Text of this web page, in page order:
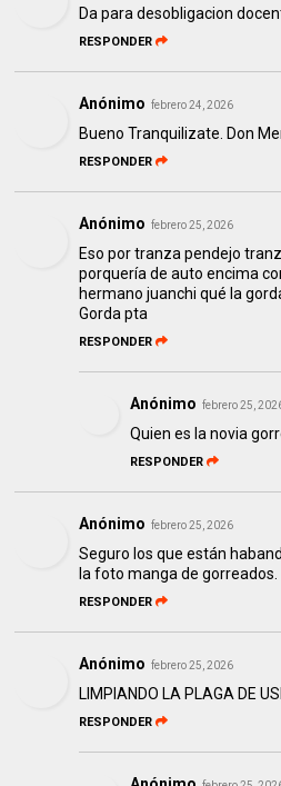
Da para desobligacion
RESPONDER
Anónimo febrero 24, 2026
Bueno Tranquilizate. Don
RESPONDER
Anónimo febrero 25, 2026
Eso por tranza pendejo
porquería de auto encima
hermano juanchi qué la
Gorda pta
RESPONDER
Anónimo febrero 25,
Quien es la novia
RESPONDER
Anónimo febrero 25, 2026
Seguro los que están
la foto manga de gorreados.
RESPONDER
Anónimo febrero 25, 2026
LIMPIANDO LA PLAGA DE
RESPONDER